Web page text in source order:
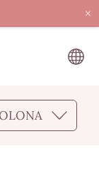
×